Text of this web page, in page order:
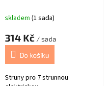
skladem (1 sada)
314 Kč / sada
Do košíku
Struny pro 7 strunnou